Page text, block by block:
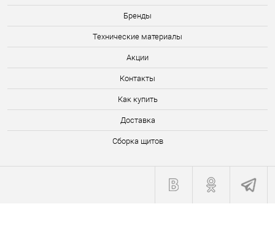
Бренды
Технические материалы
Акции
Контакты
Как купить
Доставка
Сборка щитов